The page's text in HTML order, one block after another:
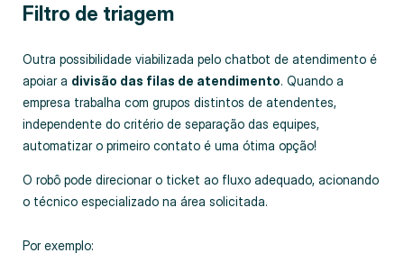
Filtro de triagem
Outra possibilidade viabilizada pelo chatbot de atendimento é
apoiar a divisão das filas de atendimento. Quando a
empresa trabalha com grupos distintos de atendentes,
independente do critério de separação das equipes,
automatizar o primeiro contato é uma ótima opção!
O robô pode direcionar o ticket ao fluxo adequado, acionando
o técnico especializado na área solicitada.
Por exemplo: